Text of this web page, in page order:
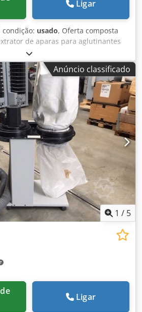
Ligar
condição: usado, Oferta composta
de aparas para aglutinantes
Dcodpfsu Srn Nex Adyok A pedido,
seguintes artigos para si:
transporte (por barco ou avião)
Obtenção de uma oferta de
Anúncio classificado
1 / 5
Ligar